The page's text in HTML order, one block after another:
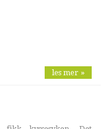
les mer »